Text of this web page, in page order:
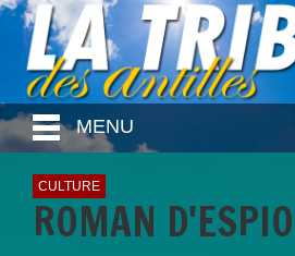
MENU
CULTURE
ROMAN